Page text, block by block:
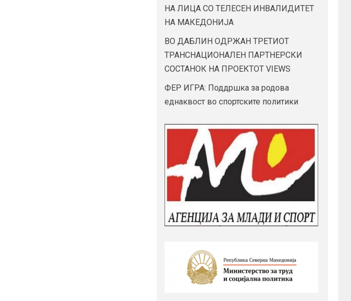
НА ЛИЦА СО ТЕЛЕСЕН ИНВАЛИДИТЕТ
НА МАКЕДОНИЈА
ВО ДАБЛИН ОДРЖАН ТРЕТИОТ
ТРАНСНАЦИОНАЛЕН ПАРТНЕРСКИ
СОСТАНОК НА ПРОЕКТОТ VIEWS
ФЕР ИГРА: Поддршка за родова
еднаквост во спортските политики